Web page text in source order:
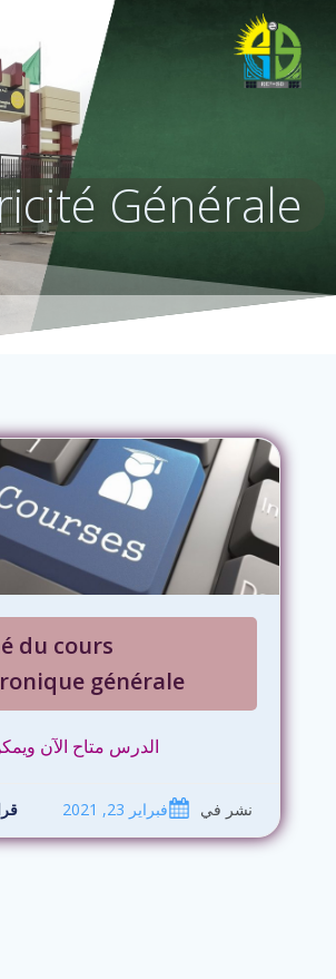
content
Générale
du cours
générale
الدرس متاح الآن
نشر في فبراير 23, 2021